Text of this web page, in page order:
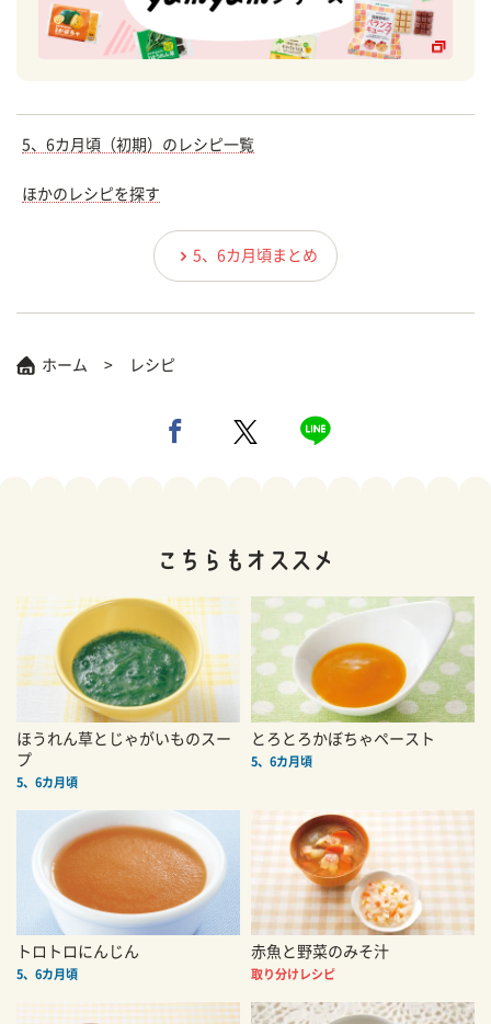
5、6カ月頃（初期）のレシピ一覧
ほかのレシピを探す
5、6カ月頃まとめ
ホーム レシピ
ほうれん草とじゃがいものスー
プ
5、6カ月頃
とろとろかぼちゃペースト
5、6カ月頃
トロトロにんじん
5、6カ月頃
赤魚と野菜のみそ汁
取り分けレシピ